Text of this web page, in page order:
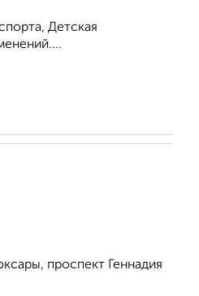
Детская
проспект Геннадия